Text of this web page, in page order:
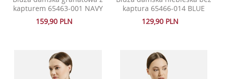
kapturem 65463-001 NAVY
159,90 PLN
kaptura 65466-014 BLUE
129,90 PLN